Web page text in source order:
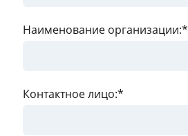
Наименование организации:*
Контактное лицо:*